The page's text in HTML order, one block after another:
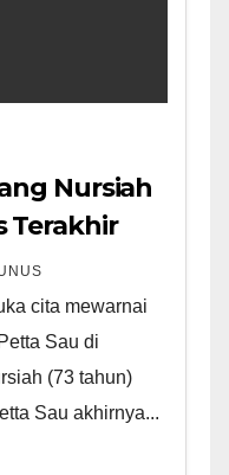
Nursiah
Terakhir
cita mewarnai
Sau di
(73 tahun)
Sau akhirnya...